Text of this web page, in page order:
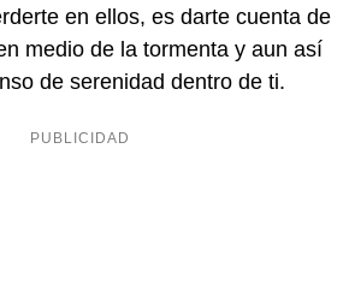
en ellos, es darte cuenta de
medio de la tormenta y aun así
de serenidad dentro de ti.